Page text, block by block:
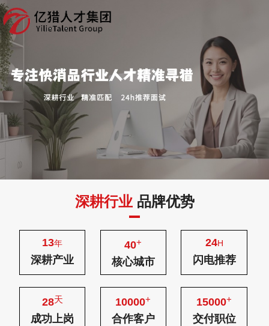
深耕行业品牌优势
13年
深耕产业
40+
核心城市
24H
闪电推荐
28天
成功上岗
10000+
合作客户
15000+
交付职位